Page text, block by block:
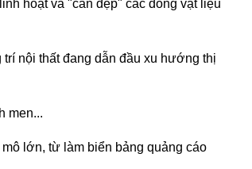
hoạt và "cân đẹp" các dòng vật liệu
trí nội thất đang dẫn đầu xu hướng thị
men...
lớn, từ làm biển bảng quảng cáo